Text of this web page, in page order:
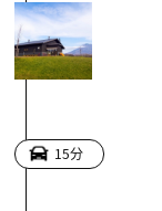
15分